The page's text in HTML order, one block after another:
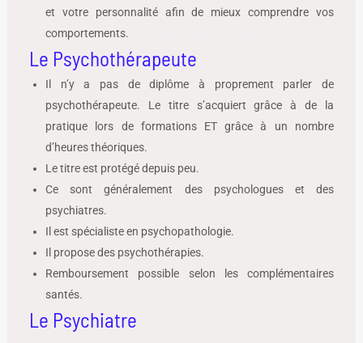
et votre personnalité afin de mieux comprendre vos
comportements.
Le Psychothérapeute
Il n’y a pas de diplôme à proprement parler de
psychothérapeute. Le titre s’acquiert grâce à de la
pratique lors de formations ET grâce à un nombre
d’heures théoriques.
Le titre est protégé depuis peu.
Ce sont généralement des psychologues et des
psychiatres.
Il est spécialiste en psychopathologie.
Il propose des psychothérapies.
Remboursement possible selon les complémentaires
santés.
Le Psychiatre